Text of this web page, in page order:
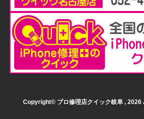
Copyright© プロ修理店クイック岐阜 ,